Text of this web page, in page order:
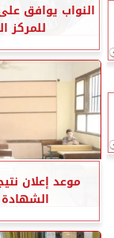
النواب يوافق
للمركز
موعد إعلان
الشهادة